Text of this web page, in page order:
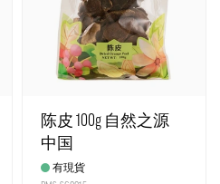
陈皮 100g 自然之源
中国
有現貨